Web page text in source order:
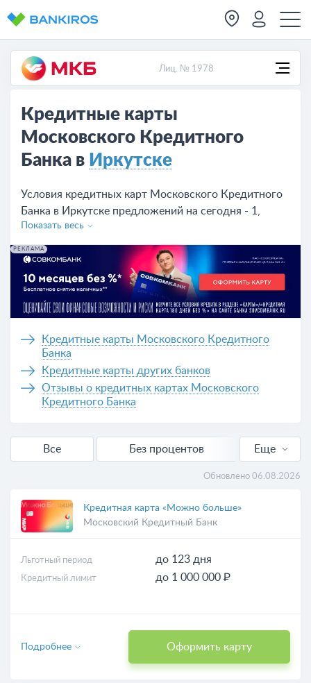
Лиц. № 1978
Кредитные карты
Московского Кредитного
Банка в Иркутске
Условия кредитных карт Московского Кредитного
Банка в Иркутске предложений на сегодня - 1,
закажите карту онлайн на сайте или в отделении
банка.
Показать весь
РЕКЛАМА
Кредитные карты Московского Кредитного
Банка
Кредитные карты других банков
Отзывы о кредитных картах Московского
Кредитного Банка
Все
Без процентов
Выгодные
Еще
Обновлено 06.08.2026
Кредитная карта «Можно больше»
Московский Кредитный Банк
Льготный период до 123 дня
Кредитный лимит до 1 000 000 ₽
Оформить карту
Подробнее